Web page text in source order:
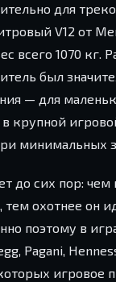
для
V12 от
всего 1070 кг.
был
— для
крупной
минимальных
до сих пор:
охотнее он
поэтому в
Pagani,
игровое